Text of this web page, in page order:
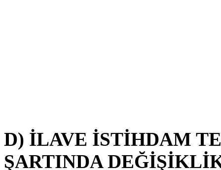
D) İLAVE İSTİHDAM
ŞARTINDA